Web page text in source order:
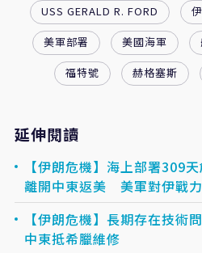
USS GERALD R. FORD
美軍部署
美國海軍
福特號
赫格塞斯
延伸閱讀
【伊朗危機】海上部署309
離開中東返美 美軍對伊戰
【伊朗危機】長期存在技
中東抵希臘維修